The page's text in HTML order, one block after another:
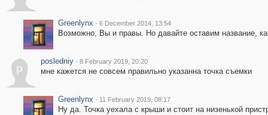
Greenlynx · 6 December 2014, 13:54
Возможно, Вы и правы. Но давайте оставим название,
p
posledniy · 8 February 2019, 20:20
мне кажется не совсем правильно указанна точка съемки
Greenlynx · 11 February 2019, 08:17
Ну да. Точка уехала с крыши и стоит на низенькой